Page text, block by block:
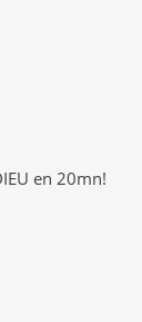
en 20mn!